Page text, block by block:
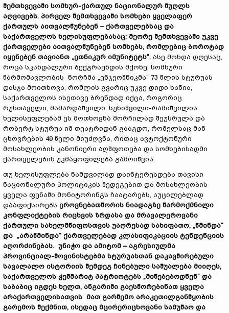
შემთხვევაში სომხურ-ქართულ ნაციონალურ შუღლს
აღვივებს. პირველ შემთხვევაში სომხები ყველაფერ
ქართულს აითვალწუნებენ – ქართველებსაც და
საქართველოს ხელისუფლებასაც; მეორე შემთხვევაში უკვე
ქართველები აითვალწუნებენ სომხებს, რომლებიც ბოროტად
იყენებენ თავიანთ „ეთნიკურ იმუნიტეტს“. ასე მოხდა დღესაც,
როცა სკანდალური ბექგრაუნდის მქონე, სომხური
წარმომავლობის ნორჩმა „ენჯეოშნიკმა“ 73 წლის სტურუას
დასჯა მოითხოვა, რომლის გვარიც უკვე დიდი ხანია,
საქართველოს ისეთივე ბრენდად იქცა, როგორიც
რუსთაველი, მამარდაშვილი, სუხიშვილი-რამიშვილია.
ხელისუფლებამ ეს მოთხოვნა მორჩილად შეუსრულა და
რობერტ სტურუა იმ თეატრიდან გააგდო, რომელსაც მან
ცხოვრების 49 წელი მიუძღვნა, რითაც ავტოქტონური
მოსახლეობის კანონიერი აღშფოთება და სომხებისადმი
ქართველების უკმაყოფილება გამოიწვია.
თუ ხელისუფლება ნამდვილად დაინტერესდება თავისი
ნაციონალური პოლიტიკის შედეგებით და მოსახლეობის
ყველა ფენაში მონიტორინგს ჩაატარებს, აუცილებლად
დააფიქსირებს ეროვნებათშორის ნიადაგზე წარმოქმნილი
კონფლიქტების რიცხვის ზრდასა და მრავალეროვანი
ქართული სახელმწიფოსთვის უაღრესად სახიფათო, „წმინდა“
და „არაწმინდა“ ქართველებად კლასიფიკაციის ტენდენციის
აღორძინებას. უნიჭო და ამიტომ – აგრესიულმა
პროვინციალ-შოვინისტებმა სტურუასთან დაკავშირებული
სავალალო ისტორიის შემდეგ ჩინებული საშუალება მიიღეს,
საქართველოს ჭეშმარიტ პატრიოტებს „მიწებებოდნენ“ და
საბაბიც იგდეს ხელთ, ანგარიში გაესწორებინათ ყველა
არაქართველისათვის მათ გარშემო არაკეთილგანწყობის
გარემოს შექმნით, ისედაც მცირერიცხოვანი სამუშაო და